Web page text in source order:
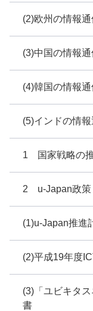
(2)欧州の情報
(3)中国の情報
(4)韓国の情報
(5)インドの情
1 国家戦略の
2 u-Japan政策
(1)u-Japan推進
(2)平成19年度
(3)「ユビキタ
書